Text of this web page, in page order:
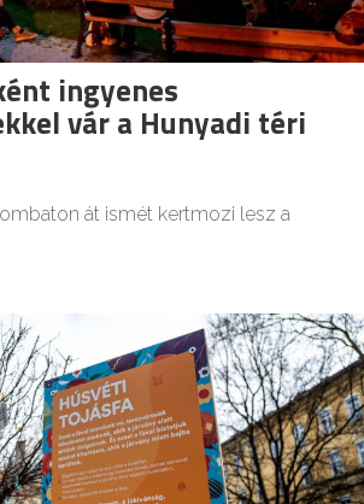
ingyenes
vár a Hunyadi téri
át ismét kertmozi lesz a